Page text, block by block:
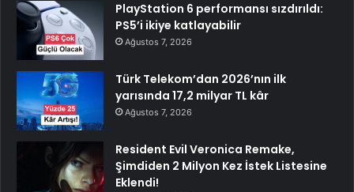
PlayStation 6 performansı sızdırıldı:
PS5’i ikiye katlayabilir
Ağustos 7, 2026
Türk Telekom’dan 2026’nın ilk
yarısında 17,2 milyar TL kâr
Ağustos 7, 2026
Resident Evil Veronica Remake,
Şimdiden 2 Milyon Kez İstek Listesine
Eklendi!